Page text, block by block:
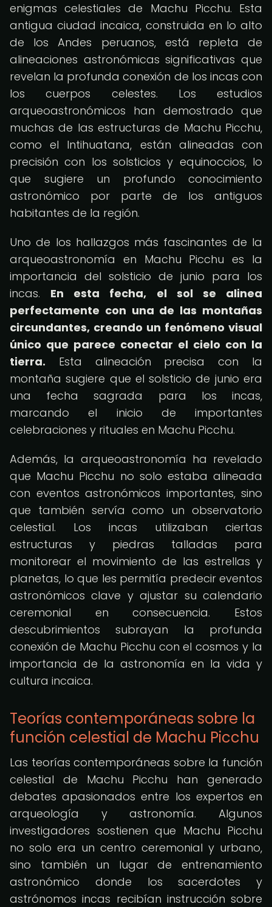
enigmas celestiales de Machu Picchu. Esta
antigua ciudad incaica, construida en lo alto
de los Andes peruanos, está repleta de
alineaciones astronómicas significativas que
revelan la profunda conexión de los incas con
los cuerpos celestes. Los estudios
arqueoastronómicos han demostrado que
muchas de las estructuras de Machu Picchu,
como el Intihuatana, están alineadas con
precisión con los solsticios y equinoccios, lo
que sugiere un profundo conocimiento
astronómico por parte de los antiguos
habitantes de la región.
Uno de los hallazgos más fascinantes de la
arqueoastronomía en Machu Picchu es la
importancia del solsticio de junio para los
incas. En esta fecha, el sol se alinea
perfectamente con una de las montañas
circundantes, creando un fenómeno visual
único que parece conectar el cielo con la
tierra. Esta alineación precisa con la
montaña sugiere que el solsticio de junio era
una fecha sagrada para los incas,
marcando el inicio de importantes
celebraciones y rituales en Machu Picchu.
Además, la arqueoastronomía ha revelado
que Machu Picchu no solo estaba alineada
con eventos astronómicos importantes, sino
que también servía como un observatorio
celestial. Los incas utilizaban ciertas
estructuras y piedras talladas para
monitorear el movimiento de las estrellas y
planetas, lo que les permitía predecir eventos
astronómicos clave y ajustar su calendario
ceremonial en consecuencia. Estos
descubrimientos subrayan la profunda
conexión de Machu Picchu con el cosmos y la
importancia de la astronomía en la vida y
cultura incaica.
Teorías contemporáneas sobre la
función celestial de Machu Picchu
Las teorías contemporáneas sobre la función
celestial de Machu Picchu han generado
debates apasionados entre los expertos en
arqueología y astronomía. Algunos
investigadores sostienen que Machu Picchu
no solo era un centro ceremonial y urbano,
sino también un lugar de entrenamiento
astronómico donde los sacerdotes y
astrónomos incas recibían instrucción sobre